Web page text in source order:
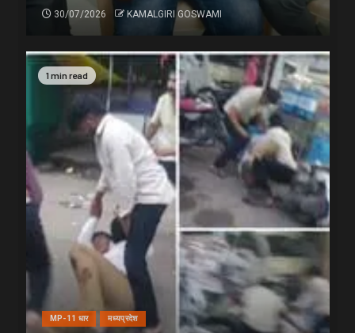
30/07/2026 KAMALGIRI GOSWAMI
1 min read
MP-11 धार मध्यप्रदेश